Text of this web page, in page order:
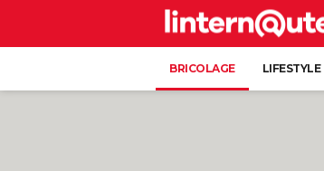
BRICOLAGE LIFESTYLE